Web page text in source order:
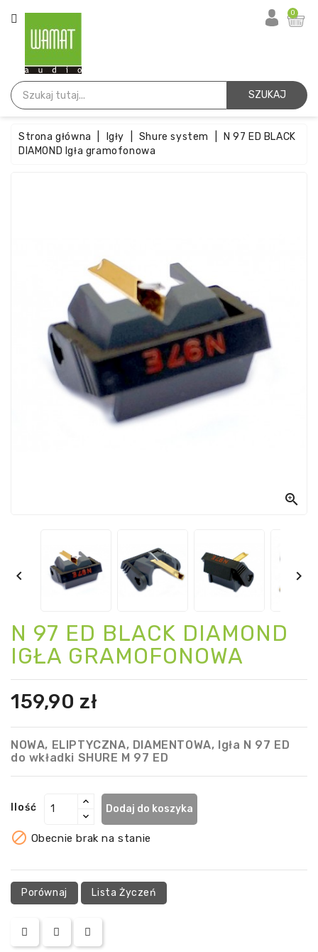
KATEGORIA
Główna
Igły
Wkładki
0
SZUKAJ
Strona główna Igły Shure system
N 97 ED BLACK
DIAMOND Igła gramofonowa

 
N 97 ED BLACK DIAMOND
IGŁA GRAMOFONOWA
159,90 zł
NOWA, ELIPTYCZNA, DIAMENTOWA, Igła N 97 ED
do wkładki SHURE M 97 ED
Ilość Dodaj do koszyka
 Obecnie brak na stanie
Porównaj Lista Życzeń